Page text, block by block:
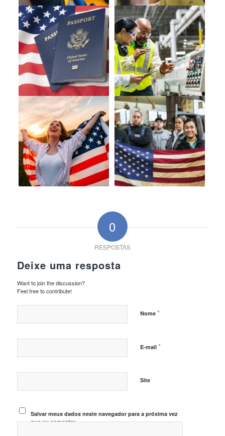
0
RESPOSTAS
Deixe uma resposta
Want to join the discussion?
Feel free to contribute!
Nome *
E-mail *
Site
Salvar meus dados neste navegador para a próxima vez
que eu comentar.